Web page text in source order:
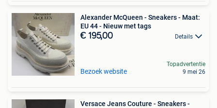
Alexander McQueen - Sneakers - Maat:
EU 44 - Nieuw met tags
€ 195,00 Details
Bezoek website
Topadvertentie
9 mei 26
Versace Jeans Couture - Sneakers -